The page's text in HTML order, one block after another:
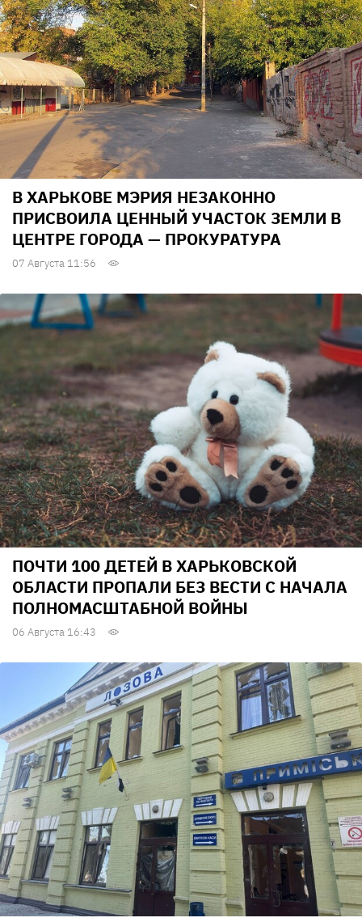
В ХАРЬКОВЕ МЭРИЯ НЕЗАКОННО
ПРИСВОИЛА ЦЕННЫЙ УЧАСТОК ЗЕМЛИ В
ЦЕНТРЕ ГОРОДА — ПРОКУРАТУРА
07 Августа 11:56
ПОЧТИ 100 ДЕТЕЙ В ХАРЬКОВСКОЙ
ОБЛАСТИ ПРОПАЛИ БЕЗ ВЕСТИ С НАЧАЛА
ПОЛНОМАСШТАБНОЙ ВОЙНЫ
06 Августа 16:43